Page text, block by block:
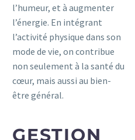
l’humeur, et à augmenter
l’énergie. En intégrant
l’activité physique dans son
mode de vie, on contribue
non seulement à la santé du
cœur, mais aussi au bien-
être général.
GESTION